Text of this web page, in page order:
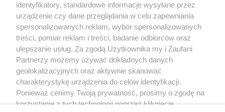
identyfikatory, standardowe informacje wysyłane przez
urządzenie czy dane przeglądania w celu zapewniania
spersonalizowanych reklam, wybór spersonalizowanych
treści, pomiar reklam i treści, badanie odbiorców oraz
ulepszanie usług. Za zgodą Użytkownika my i Zaufani
Partnerzy możemy używać dokładnych danych
geolokalizacyjnych oraz aktywnie skanować
charakterystykę urządzenia do celów identyfikacji.
Ponieważ cenimy Twoją prywatność, prosimy o zgodę na
korzystanie z tych technologii poprzez kliknięcie